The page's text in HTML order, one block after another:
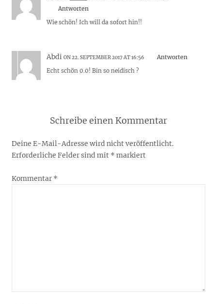
Antworten
Wie schön! Ich will da sofort hin!!
Abdi ON 22. SEPTEMBER 2017 AT 16:56
Antworten
Echt schön 0.0! Bin so neidisch ?
Schreibe einen Kommentar
Deine E-Mail-Adresse wird nicht veröffentlicht.
Erforderliche Felder sind mit * markiert
Kommentar *